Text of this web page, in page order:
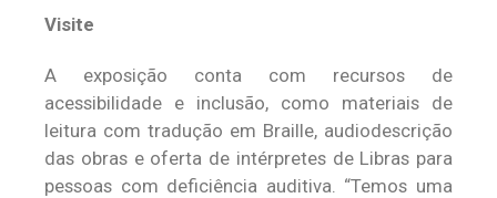
Visite
A exposição conta com recursos de
acessibilidade e inclusão, como materiais de
leitura com tradução em Braille, audiodescrição
das obras e oferta de intérpretes de Libras para
pessoas com deficiência auditiva. “Temos uma